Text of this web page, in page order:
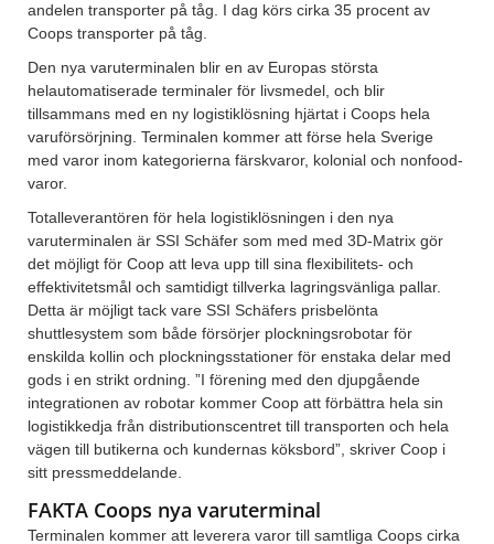
andelen transporter på tåg. I dag körs cirka 35 procent av
Coops transporter på tåg.
Den nya varuterminalen blir en av Europas största
helautomatiserade terminaler för livsmedel, och blir
tillsammans med en ny logistiklösning hjärtat i Coops hela
varuförsörjning. Terminalen kommer att förse hela Sverige
med varor inom kategorierna färskvaror, kolonial och nonfood-
varor.
Totalleverantören för hela logistiklösningen i den nya
varuterminalen är SSI Schäfer som med med 3D-Matrix gör
det möjligt för Coop att leva upp till sina flexibilitets- och
effektivitetsmål och samtidigt tillverka lagringsvänliga pallar.
Detta är möjligt tack vare SSI Schäfers prisbelönta
shuttlesystem som både försörjer plockningsrobotar för
enskilda kollin och plockningsstationer för enstaka delar med
gods i en strikt ordning. ”I förening med den djupgående
integrationen av robotar kommer Coop att förbättra hela sin
logistikkedja från distributionscentret till transporten och hela
vägen till butikerna och kundernas köksbord”, skriver Coop i
sitt pressmeddelande.
FAKTA Coops nya varuterminal
Terminalen kommer att leverera varor till samtliga Coops cirka